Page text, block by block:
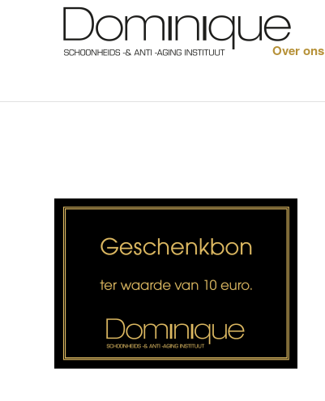
Over ons